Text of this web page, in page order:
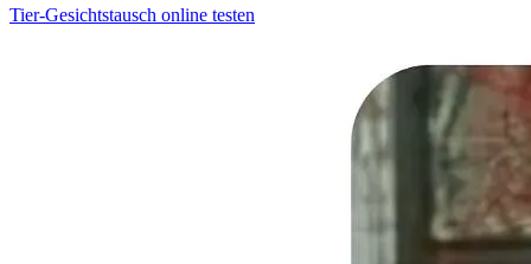
Tier-Gesichtstausch online testen